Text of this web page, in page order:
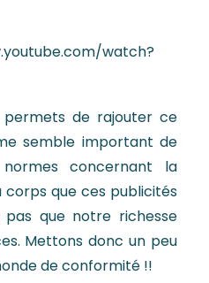
watch?
de rajouter ce
semble important de
concernant la
corps que ces publicités
pas que notre richesse
Mettons donc un peu
de conformité !!